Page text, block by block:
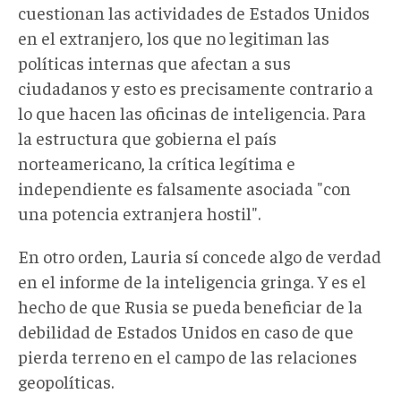
cuestionan las actividades de Estados Unidos
en el extranjero, los que no legitiman las
políticas internas que afectan a sus
ciudadanos y esto es precisamente contrario a
lo que hacen las oficinas de inteligencia. Para
la estructura que gobierna el país
norteamericano, la crítica legítima e
independiente es falsamente asociada "con
una potencia extranjera hostil".
En otro orden, Lauria sí concede algo de verdad
en el informe de la inteligencia gringa. Y es el
hecho de que Rusia se pueda beneficiar de la
debilidad de Estados Unidos en caso de que
pierda terreno en el campo de las relaciones
geopolíticas.